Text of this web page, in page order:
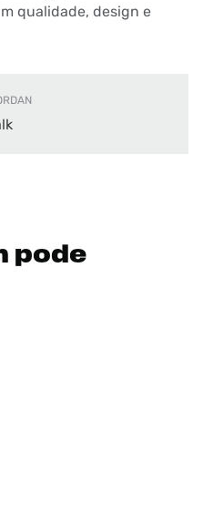
qualidade, design e
pode